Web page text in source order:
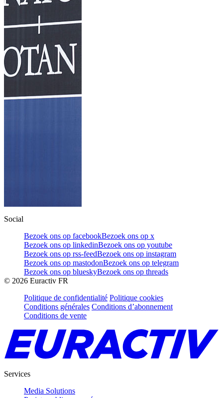
Social
Bezoek ons op facebookBezoek ons op x
Bezoek ons op linkedinBezoek ons op youtube
Bezoek ons op rss-feedBezoek ons op instagram
Bezoek ons op mastodonBezoek ons op telegram
Bezoek ons op blueskyBezoek ons op threads
© 2026 Euractiv FR
Politique de confidentialité Politique cookies
Conditions générales Conditions d’abonnement
Conditions de vente
Services
Media Solutions